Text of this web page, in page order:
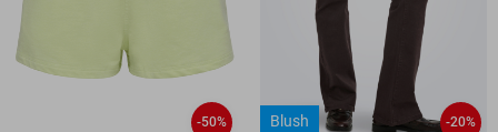
-50% Blush -20%